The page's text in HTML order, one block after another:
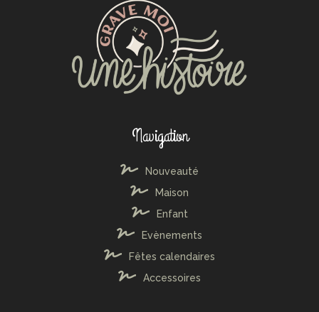
Navigation
Nouveauté
Maison
Enfant
Evènements
Fêtes calendaires
Accessoires